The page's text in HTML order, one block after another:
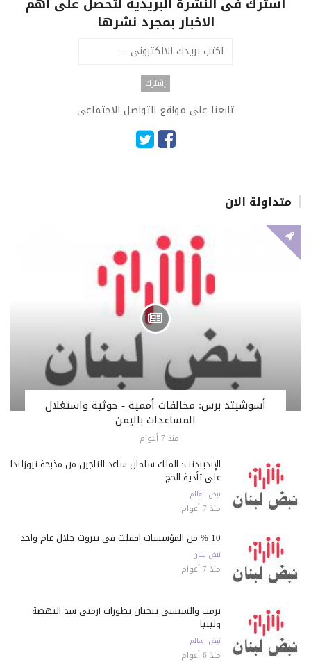
الاخبار بمجرد نشرها
تابعنا على مواقع التواصل الاجتماعى
متداولة الان
أسوشيتد برس: مخالفات أممية - حوثية واستغلال
المساعدات باليمن
منذ 7 أعوام
الإندبندنت: الملك سلمان ساعد الناجين من مذبحة نيوزلندا
على تأدية الحج
نبض العالم
منذ 7 أعوام
10 % من المؤسسات أقفلت في بيروت خلال عام واحد
نبض لبنان
منذ 7 أعوام
ترمب والسيسي يبحثان تطورات أزمتي سد النهضة
وليبيا
نبض العالم
منذ 6 أعوام